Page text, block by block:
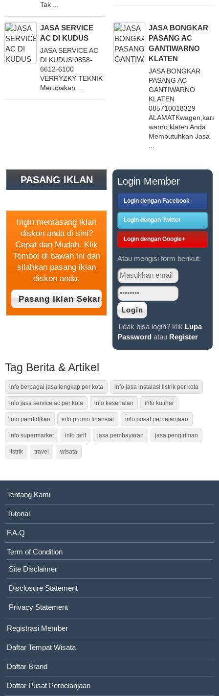
Tak ...
JASA SERVICE
AC DI KUDUS
JASA SERVICE AC
DI KUDUS 0858-
6612-6100
VERRYZKY TEKNIK
Merupakan ...
JASA BONGKAR
PASANG AC
GANTIWARNO
KLATEN
JASA BONGKAR
PASANG AC
GANTIWARNO
KLATEN
085710018329
warno,klaten Anda
Membutuhkan Jasa
PASANG IKLAN
Ingin memasang iklan
diskon anda di sini?
Cepat dan Mudah. Klik
Tombol di bawah ini dan
silahkan pasang iklan
diskon anda.
Login Member
Login dengan Facebook
Login dengan Twitter
Login dengan Google+
Atau mengisi form berikut:
Tidak bisa login? klik Lupa
Password atau Register
Tag Berita & Artikel
info berbagai jasa lengkap per kota info jasa instalasi listrik per kota
info jasa service ac per kota info kesehatan info kuliner
info pendidikan info promo finansial info pusat perbelanjaan
info supermarket info tarif jasa pembayaran jasa pengiriman
listrik travel wisata
Tentang Kami
Tutorial
F.A.Q
Term of Condition
Site Disclaimer
Disclosure Statement
Privacy Statement
Registrasi Member
Daftar Tempat Wisata
Daftar Brand
Daftar Pusat Perbelanjaan